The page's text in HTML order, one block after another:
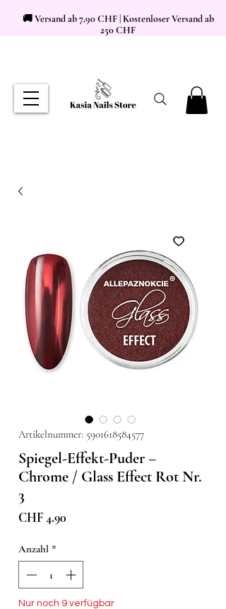
🚚 Versand ab 7,90 CHF | Kostenloser Versand ab
250 CHF
Artikelnummer: 5901618584577
Spiegel-Effekt-Puder –
Chrome / Glass Effect Rot Nr.
3
CHF 4.90
Anzahl *
Nur noch 9 verfügbar